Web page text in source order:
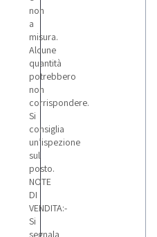
non
a
misura.
Alcune
quantità
potrebbero
non
corrispondere.
Si
consiglia
un’ispezione
sul
posto.
NOTE
DI
VENDITA:-
Si
segnala